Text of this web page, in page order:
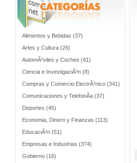
Alimentos y Bebidas (37)
Artes y Cultura (26)
AutomÃ³viles y Coches (41)
Ciencia e InvestigaciÃ³n (8)
Compras y Comercio ElectrÃ³nico (341)
Comunicaciones y TelefonÃ­a (37)
Deportes (45)
Economia, Dinero y Finanzas (113)
EducaciÃ³n (51)
Empresas e Industrias (374)
Gobierno (16)